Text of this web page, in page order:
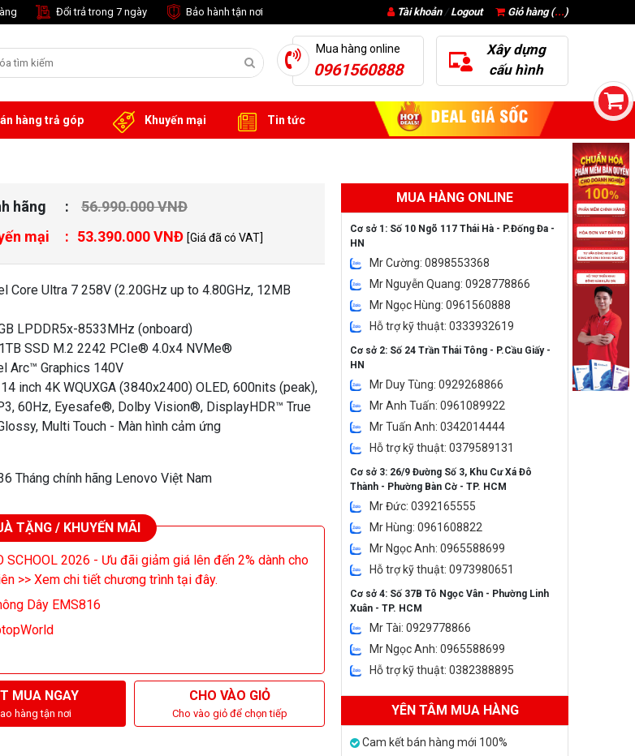
Đổi trả trong 7 ngày Bảo hành tận nơi Giỏ hàng (...)
Tài khoản/ Logout
Mua hàng online
0961560888
Xây dựng
cấu hình
hàng trả góp Khuyến mại Tin tức
hãng
56.990.000 VNĐ
mại
53.390.000 VNĐ [Giá đã có VAT]
Core Ultra 7 258V (2.20GHz up to 4.80GHz, 12MB
LPDDR5x-8533MHz (onboard)
SSD M.2 2242 PCIe® 4.0x4 NVMe®
Arc™ Graphics 140V
inch 4K WQUXGA (3840x2400) OLED, 600nits (peak),
60Hz, Eyesafe®, Dolby Vision®, DisplayHDR™ True
Multi Touch - Màn hình cảm ứng
Tháng chính hãng Lenovo Việt Nam
TẶNG / KHUYẾN MÃI
SCHOOL 2026 - Ưu đãi giảm giá lên đến 2% dành cho
>> Xem chi tiết chương trình tại đây.
Dây EMS816
MUA NGAY
hàng tận nơi
CHO VÀO GIỎ
Cho vào giỏ để chọn tiếp
MUA HÀNG ONLINE
Cơ sở 1: Số 10 Ngõ 117 Thái Hà - P.Đống Đa -
HN
Mr Cường: 0898553368
Mr Nguyễn Quang: 0928778866
Mr Ngọc Hùng: 0961560888
Hỗ trợ kỹ thuật: 0333932619
Cơ sở 2: Số 24 Trần Thái Tông - P.Cầu Giấy -
HN
Mr Duy Tùng: 0929268866
Mr Anh Tuấn: 0961089922
Mr Tuấn Anh: 0342014444
Hỗ trợ kỹ thuật: 0379589131
Cơ sở 3: 26/9 Đường Số 3, Khu Cư Xá Đô
Thành - Phường Bàn Cờ - TP. HCM
Mr Đức: 0392165555
Mr Hùng: 0961608822
Mr Ngọc Anh: 0965588699
Hỗ trợ kỹ thuật: 0973980651
Cơ sở 4: Số 37B Tô Ngọc Vân - Phường Linh
Xuân - TP. HCM
Mr Tài: 0929778866
Mr Ngọc Anh: 0965588699
Hỗ trợ kỹ thuật: 0382388895
YÊN TÂM MUA HÀNG
Cam kết bán hàng mới 100%